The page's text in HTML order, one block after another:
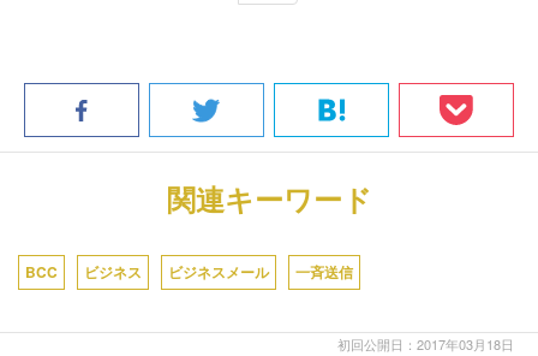
関連キーワード
BCC ビジネス ビジネスメール 一斉送信
初回公開日：2017年03月18日